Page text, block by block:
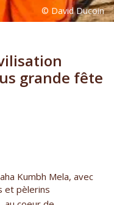
grande fête
Kumbh Mela, avec
et pèlerins